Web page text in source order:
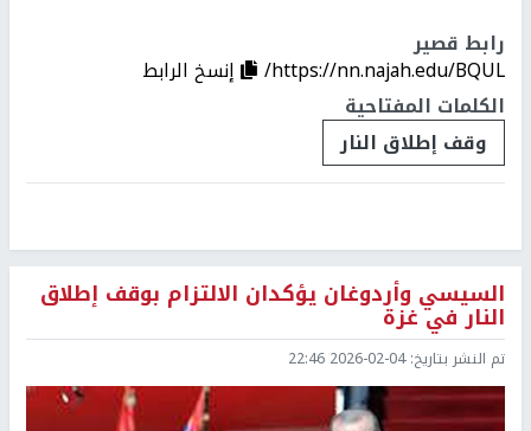
رابط قصير
https://nn.najah.edu/BQUL/
إنسخ الرابط
الكلمات المفتاحية
وقف إطلاق النار
السيسي وأردوغان يؤكدان الالتزام بوقف إطلاق
النار في غزة
تم النشر بتاريخ:2026-02-04 22:46